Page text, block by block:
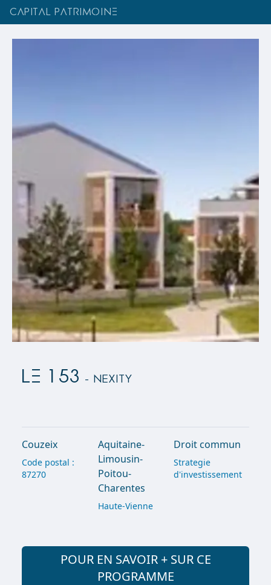
CAPITAL PATRIMOINE
LE 153 - Nexity
Couzeix
Code postal :
87270
Aquitaine-
Limousin-
Poitou-
Charentes
Haute-Vienne
Droit commun
Strategie
d'investissement
POUR EN SAVOIR + SUR CE
PROGRAMME